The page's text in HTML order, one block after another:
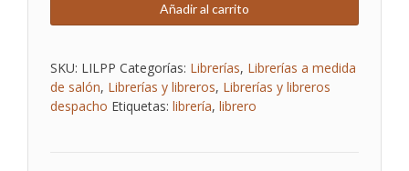
pequeño
Añadir al carrito
SKU: LILPP Categorías: Librerías, Librerías a medida
de salón, Librerías y libreros, Librerías y libreros
despacho Etiquetas: librería, librero